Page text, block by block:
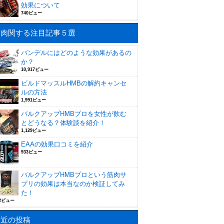
効果について
740ビュー
関する注目記事５選
バンデルにはどのような効果があるの
か？
10,917ビュー
ビルドマッスルHMBの解約キャンセ
ルの方法
1,991ビュー
バルクアップHMBプロを女性が飲む
とどうなる？体験談を紹介！
1,129ビュー
EAAの効果口コミを紹介
933ビュー
バルクアップHMBプロという筋肉サ
プリの効果は本当なのか検証してみ
た！
ビュー
の投稿